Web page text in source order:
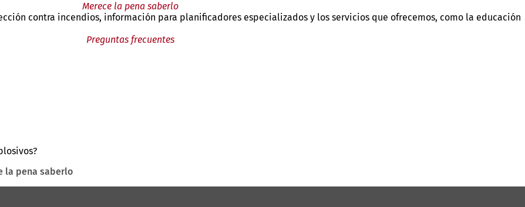
Merece la pena saberlo
contra incendios, información para planificadores especializados y los servicios que ofrecemos, como la educación
Preguntas frecuentes
la pena saberlo